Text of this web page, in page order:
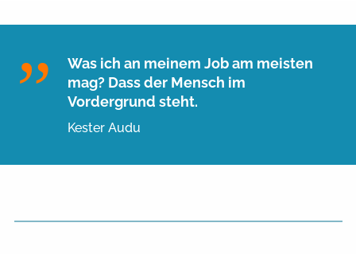
Was ich an meinem Job am meisten
mag? Dass der Mensch im
Vordergrund steht.
Kester Audu